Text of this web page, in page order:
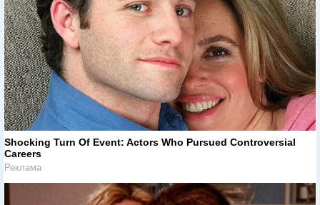
Shocking Turn Of Event: Actors Who Pursued Controversial
Careers
Реклама